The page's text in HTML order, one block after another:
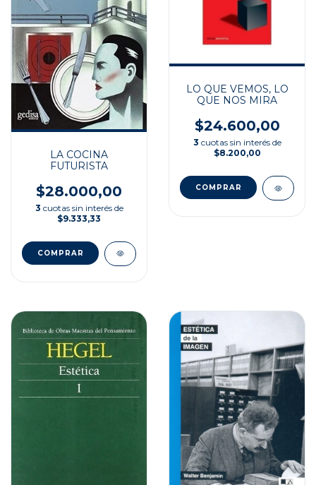
LA COCINA
FUTURISTA
$28.000,00
3 cuotas sin interés de
$9.333,33
LO QUE VEMOS, LO
QUE NOS MIRA
$24.600,00
3 cuotas sin interés de
$8.200,00